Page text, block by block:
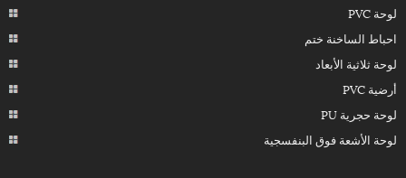
لوحة PVC
احباط الساخنة ختم
لوحة ثلاثية الأبعاد
أرضية PVC
لوحة حجرية PU
لوحة الأشعة فوق البنفسجية